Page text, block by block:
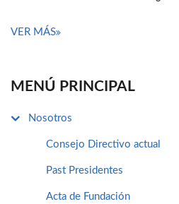
VER MÁS
MENÚ PRINCIPAL
Nosotros
Consejo Directivo actual
Past Presidentes
Acta de Fundación